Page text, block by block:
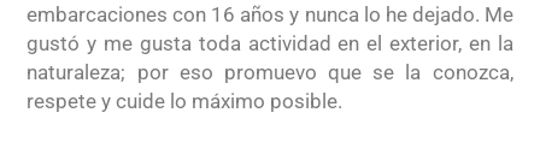
embarcaciones con 16 años y nunca lo he dejado. Me
gustó y me gusta toda actividad en el exterior, en la
naturaleza; por eso promuevo que se la conozca,
respete y cuide lo máximo posible.